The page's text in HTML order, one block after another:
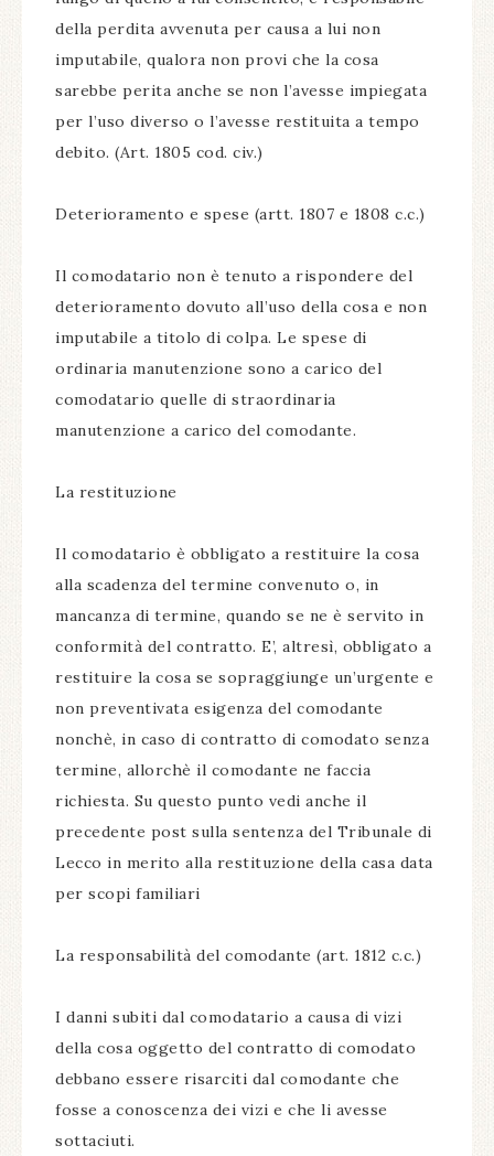
della perdita avvenuta per causa a lui non
imputabile, qualora non provi che la cosa
sarebbe perita anche se non l’avesse impiegata
per l’uso diverso o l’avesse restituita a tempo
debito. (Art. 1805 cod. civ.)
Deterioramento e spese (artt. 1807 e 1808 c.c.)
Il comodatario non è tenuto a rispondere del
deterioramento dovuto all’uso della cosa e non
imputabile a titolo di colpa. Le spese di
ordinaria manutenzione sono a carico del
comodatario quelle di straordinaria
manutenzione a carico del comodante.
La restituzione
Il comodatario è obbligato a restituire la cosa
alla scadenza del termine convenuto o, in
mancanza di termine, quando se ne è servito in
conformità del contratto. E’, altresì, obbligato a
restituire la cosa se sopraggiunge un’urgente e
non preventivata esigenza del comodante
nonchè, in caso di contratto di comodato senza
termine, allorchè il comodante ne faccia
richiesta. Su questo punto vedi anche il
precedente post sulla sentenza del Tribunale di
Lecco in merito alla restituzione della casa data
per scopi familiari
La responsabilità del comodante (art. 1812 c.c.)
I danni subiti dal comodatario a causa di vizi
della cosa oggetto del contratto di comodato
debbano essere risarciti dal comodante che
fosse a conoscenza dei vizi e che li avesse
sottaciuti.